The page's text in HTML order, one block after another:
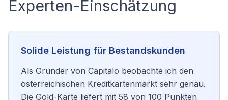
Experten-Einschätzung
Solide Leistung für Bestandskunden
Als Gründer von Capitalo beobachte ich den
österreichischen Kreditkartenmarkt sehr genau.
Die Gold-Karte liefert mit 58 von 100 Punkten